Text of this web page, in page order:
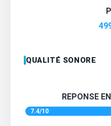
QUALITÉ SONORE
REPONSE
7.4/10